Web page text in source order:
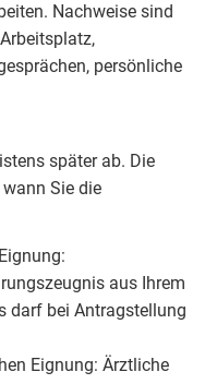
Nachweise sind
persönliche
später ab. Die
Sie die
aus Ihrem
darf bei Antragstellung
Eignung: Ärztliche